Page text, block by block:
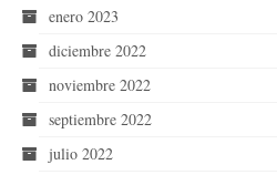
enero 2023
diciembre 2022
noviembre 2022
septiembre 2022
julio 2022